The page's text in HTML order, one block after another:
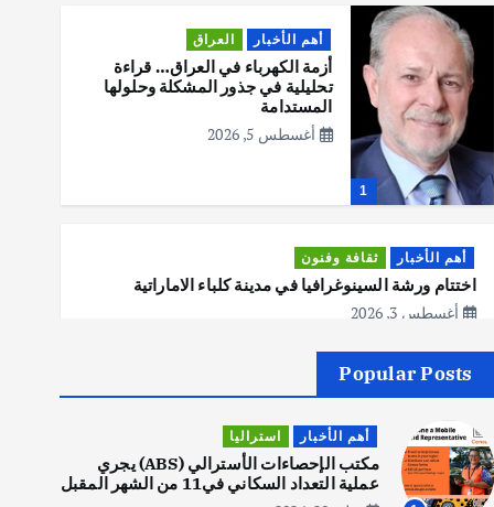
1
أهم الأخبار العراق
أزمة الكهرباء في العراق… قراءة
تحليلية في جذور المشكلة وحلولها
المستدامة
أغسطس 5, 2026
أهم الأخبار ثقافة وفنون
اختتام ورشة السينوغرافيا في مدينة كلباء الاماراتية
أغسطس 3, 2026
أهم الأخبار جاليات غير مصنف
قصة نجاح العراقي عمر الشمري الذي
اصبح بطلاً لأستراليا بلعبة كمال
الاجسام
يوليو 30, 2026
Popular Posts
أهم الأخبار استراليا
مكتب الإحصاءات الأسترالي (ABS) يجري
عملية التعداد السكاني في11 من الشهر المقبل